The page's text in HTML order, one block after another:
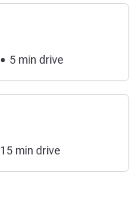
5 min drive
15 min drive